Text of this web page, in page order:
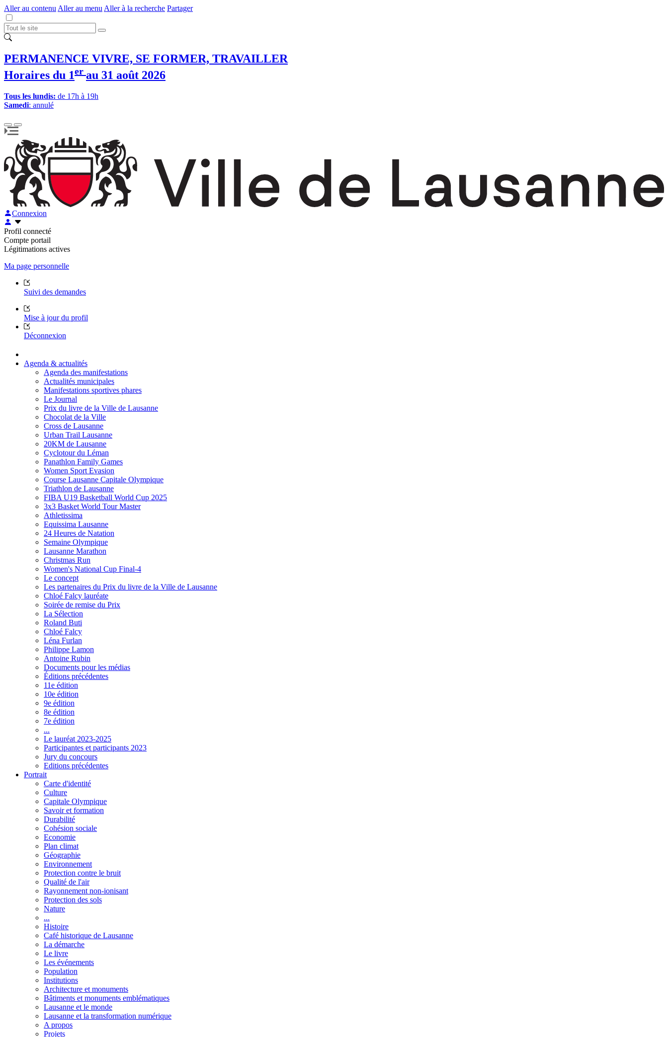
Aller au contenu Aller au menu Aller à la recherche Partager
PERMANENCE VIVRE, SE FORMER, TRAVAILLER
Horaires du 1er au 31 août 2026
Tous les lundis: de 17h à 19h
Samedi: annulé
Connexion
Profil connecté
Compte portail
Légitimations actives
Ma page personnelle
Suivi des demandes
Mise à jour du profil
Déconnexion
Agenda & actualités
Agenda des manifestations
Actualités municipales
Manifestations sportives phares
Le Journal
Prix du livre de la Ville de Lausanne
Chocolat de la Ville
Cross de Lausanne
Urban Trail Lausanne
20KM de Lausanne
Cyclotour du Léman
Panathlon Family Games
Women Sport Evasion
Course Lausanne Capitale Olympique
Triathlon de Lausanne
FIBA U19 Basketball World Cup 2025
3x3 Basket World Tour Master
Athletissima
Equissima Lausanne
24 Heures de Natation
Semaine Olympique
Lausanne Marathon
Christmas Run
Women's National Cup Final-4
Le concept
Les partenaires du Prix du livre de la Ville de Lausanne
Chloé Falcy lauréate
Soirée de remise du Prix
La Sélection
Roland Buti
Chloé Falcy
Léna Furlan
Philippe Lamon
Antoine Rubin
Documents pour les médias
Éditions précédentes
11e édition
10e édition
9e édition
8e édition
7e édition
...
Le lauréat 2023-2025
Participantes et participants 2023
Jury du concours
Editions précédentes
Portrait
Carte d'identité
Culture
Capitale Olympique
Savoir et formation
Durabilité
Cohésion sociale
Economie
Plan climat
Géographie
Environnement
Protection contre le bruit
Qualité de l'air
Rayonnement non-ionisant
Protection des sols
Nature
...
Histoire
Café historique de Lausanne
La démarche
Le livre
Les événements
Population
Institutions
Architecture et monuments
Bâtiments et monuments emblématiques
Lausanne et le monde
Lausanne et la transformation numérique
A propos
Projets